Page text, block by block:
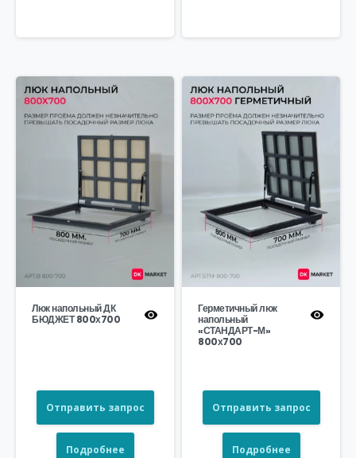
Люк напольный ДК
БЮДЖЕТ 800х700
Отправить запрос
Подробнее
Герметичный люк
напольный
«СТАНДАРТ-М»
800х700
Отправить запрос
Подробнее